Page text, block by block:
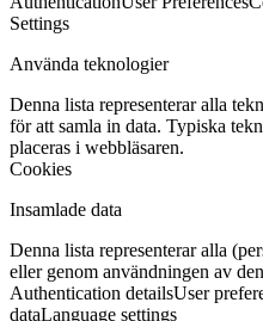
Settings
Använda teknologier
Denna lista representerar alla
för att samla in data. Typiska
placeras i webbläsaren.
Cookies
Insamlade data
Denna lista representerar alla
eller genom användningen av
Authentication detailsUser
dataLanguage settings